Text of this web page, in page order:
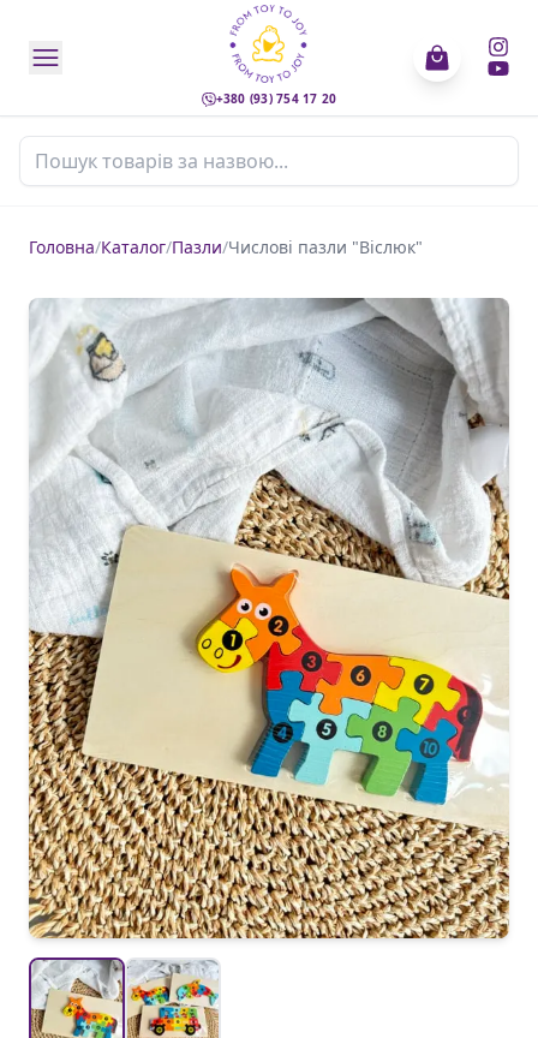
+380 (93) 754 17 20
Пошук товарів
Головна/Каталог/Пазли/Числові пазли "Віслюк"